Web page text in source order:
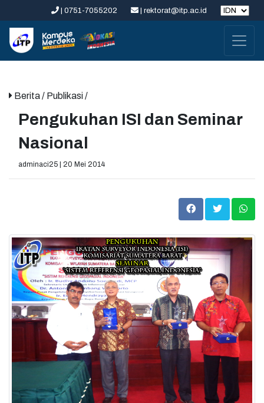
| 0751-7055202 | rektorat@itp.ac.id
Berita/ Publikasi /
Pengukuhan ISI dan Seminar
Nasional
adminaci25 | 20 Mei 2014